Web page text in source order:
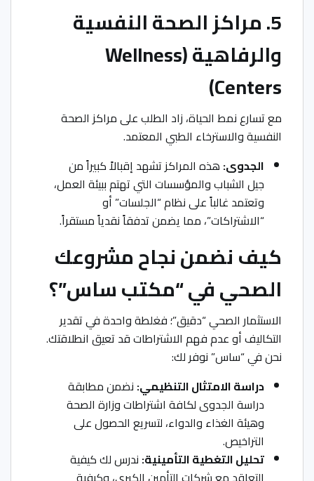
5. مراكز الصحة النفسية
والرفاهية (Wellness
Centers)
مع تسارع نمط الحياة، زاد الطلب على مراكز الصحة
النفسية والاسترخاء الطبي المعتمد.
الجدوى:هذه المراكز تشهد إقبالاً كبيراً من
جيل الشباب والمؤسسات التي تهتم ببيئة العمل،
وتعتمد غالباً على نظام “الجلسات” أو
“الاشتراكات”، مما يضمن تدفقاً نقدياً مستقراً.
كيف نضمن نجاح مشروعك
الصحي في “مكتب ساس”؟
الاستثمار الصحي “دقيق”؛ فغلطة واحدة في تقدير
التكاليف أو عدم فهم الاشتراطات قد تعيق انطلاقتك.
نحن في “ساس” نوفر لك:
دراسة الامتثال التنظيمي:نضمن مطابقة
دراسة الجدوى لكافة اشتراطات وزارة الصحة
وهيئة الغذاء والدواء، لتسريع الحصول على
التراخيص.
تحليل التغطية التأمينية:ندرس لك كيفية